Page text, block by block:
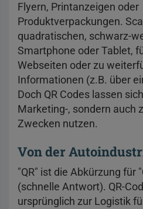
Flyern, Printanzeigen oder
Produktverpackungen.
quadratischen, schwarz-
Smartphone oder Tablet,
Webseiten oder zu
Informationen (z.B. über
Doch QR Codes lassen
Marketing-, sondern auch
Zwecken nutzen.
Von der
"QR" ist die Abkürzung für
(schnelle Antwort). QR-
ursprünglich zur Logistik